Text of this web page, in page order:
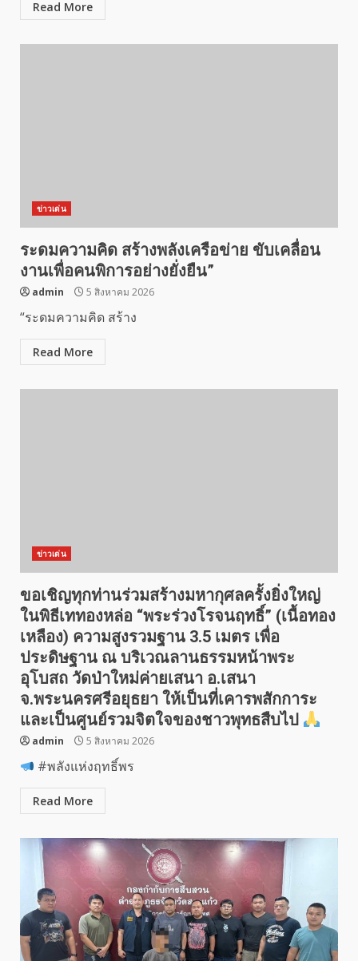
Read More
ข่าวเด่น
ระดมความคิด สร้างพลังเครือข่าย ขับเคลื่อน
งานเพื่อคนพิการอย่างยั่งยืน”
admin 5 สิงหาคม 2026
“ระดมความคิด สร้าง
Read More
ข่าวเด่น
ขอเชิญทุกท่านร่วมสร้างมหากุศลครั้งยิ่งใหญ่
ในพิธีเททองหล่อ “พระร่วงโรจนฤทธิ์” (เนื้อทอง
เหลือง) ความสูงรวมฐาน 3.5 เมตร เพื่อ
ประดิษฐาน ณ บริเวณลานธรรมหน้าพระ
อุโบสถ วัดป่าใหม่ค่ายเสนา อ.เสนา
จ.พระนครศรีอยุธยา ให้เป็นที่เคารพสักการะ
และเป็นศูนย์รวมจิตใจของชาวพุทธสืบไป
admin 5 สิงหาคม 2026
#พลังแห่งฤทธิ์พร
Read More